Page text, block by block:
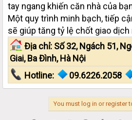
tay ngang khiến căn nhà của
Một quy trình minh bạch, tiếp
sẽ giúp tăng tỷ lệ chốt giao dịch
Địa chỉ: Số 32, Ngách 51,
Giai, Ba Đình, Hà Nội
Hotline:
09.6226.2058
You must log in or register